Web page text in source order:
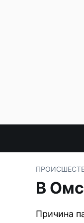
В
Причина